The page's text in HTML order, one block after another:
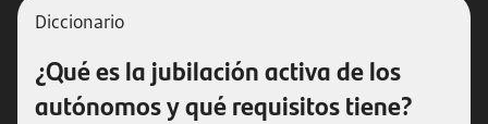
Diccionario
¿Qué es la jubilación activa de los
autónomos y qué requisitos tiene?